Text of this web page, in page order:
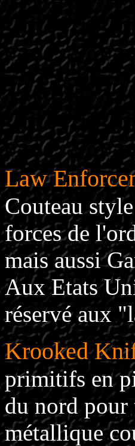
Law
Couteau
forces de
mais aussi
Aux Etats
réservé aux
Krooked
primitifs en
du nord pour
métallique